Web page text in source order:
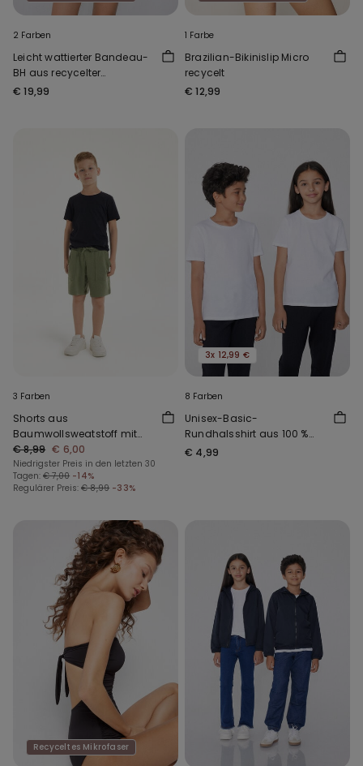
2 Farben
Leicht wattierter Bandeau-
BH aus recycelter
Mikrofaser Full Coverage
€ 19,99
1 Farbe
Brazilian-Bikinislip Micro
recycelt
€ 12,99
3 Farben
Shorts aus
Baumwollsweatstoff mit
Taschen für Jungen
€ 8,99 € 6,00
Niedrigster Preis in den letzten 30
Tagen: € 7,00 -14%
Regulärer Preis: € 8,99 -33%
3x 12,99 €
8 Farben
Unisex-Basic-
Rundhalsshirt aus 100 %
Baumwolle für Kinder
€ 4,99
Recyceltes Mikrofaser